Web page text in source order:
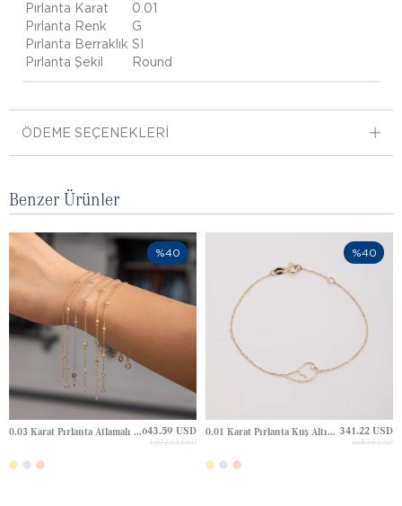
Pırlanta Karat
0.01
Pırlanta Renk
G
Pırlanta Berraklık SI
Pırlanta Şekil
Round
ÖDEME SEÇENEKLERI
Benzer Ürünler
0.03 Karat Pırlanta Atlamalı Sıvama Taşlı Altın Bileklik643.59 USD
1,072.65 USD
%40
0.01 Karat Pırlanta Kuş Altın Bileklik 341.22 USD
568.70 USD
%40